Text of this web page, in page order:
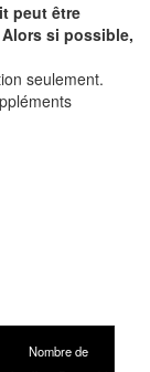
peut être
si possible,
seulement.
Nombre de